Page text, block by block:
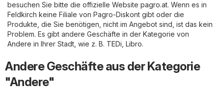
besuchen Sie bitte die offizielle Website pagro.at. Wenn es in
Feldkirch keine Filiale von Pagro-Diskont gibt oder die
Produkte, die Sie benötigen, nicht im Angebot sind, ist das kein
Problem. Es gibt andere Geschäfte in der Kategorie von
Andere in Ihrer Stadt, wie z. B. TEDi Libro.
Andere Geschäfte aus der Kategorie
"Andere"